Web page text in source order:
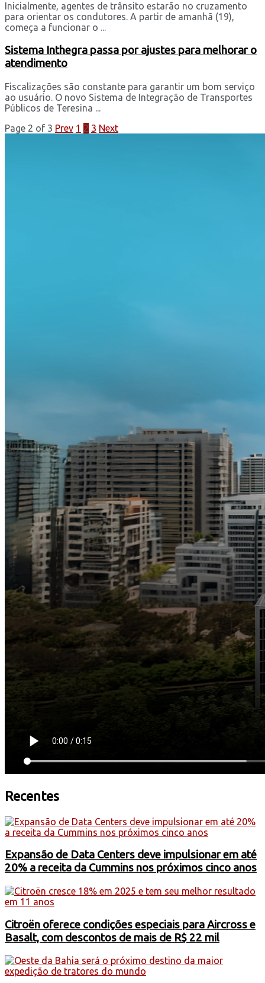
Inicialmente, agentes de trânsito estarão no cruzamento
para orientar os condutores. A partir de amanhã (19),
começa a funcionar o ...
Sistema Inthegra passa por ajustes para melhorar o
atendimento
Fiscalizações são constante para garantir um bom serviço
ao usuário. O novo Sistema de Integração de Transportes
Públicos de Teresina ...
Page 2 of 3 Prev 1 2 3 Next
Recentes
Expansão de Data Centers deve impulsionar em até
20% a receita da Cummins nos próximos cinco anos
Citroën oferece condições especiais para Aircross e
Basalt, com descontos de mais de R$ 22 mil